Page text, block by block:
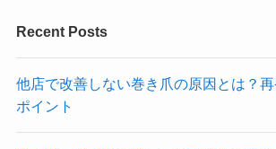
Recent Posts
他店で改善しない巻き爪の原因とは？
ポイント